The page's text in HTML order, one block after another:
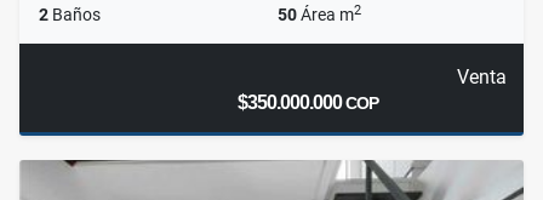
2 Baños 50Área m2
Venta
$350.000.000COP